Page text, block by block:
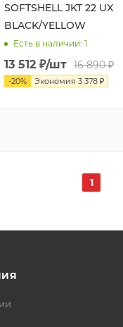
SOFTSHELL JKT 22 UX
BLACK/YELLOW
Есть в наличии: 1
13 512 ₽/шт 16 890₽
-20% Экономия3 378 ₽
1